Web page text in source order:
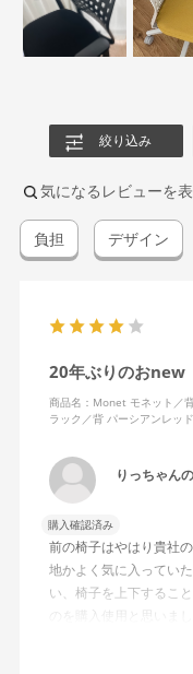
絞り込み
気になるレビューを
負担 デザイン
20年ぶりのおnew
商品名：Monet モネット／
ラック／背 パーシアンレッ
りっちゃん
購入確認済み
前の椅子はやはり貴社
地かよく気に入ってい
い、椅子を上下するこ
のを購入使用と思いま
MonEtを購入しました
になじんでくるのでは